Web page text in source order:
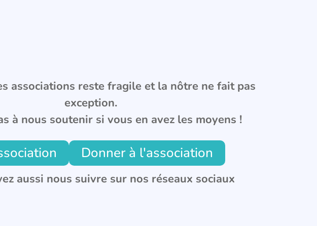
associations reste fragile et la nôtre ne fait pas
exception.
à nous soutenir si vous en avez les moyens !
Donner à l'association
aussi nous suivre sur nos réseaux sociaux